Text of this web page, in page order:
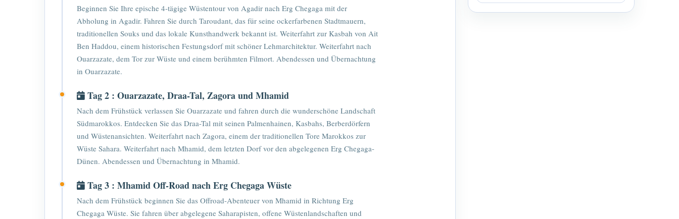
Beginnen Sie Ihre epische 4-tägige Wüstentour von Agadir nach Erg Chegaga mit der
Abholung in Agadir. Fahren Sie durch Taroudant, das für seine ockerfarbenen Stadtmauern,
traditionellen Souks und das lokale Kunsthandwerk bekannt ist. Weiterfahrt zur Kasbah von Ait
Ben Haddou, einem historischen Festungsdorf mit schöner Lehmarchitektur. Weiterfahrt nach
Ouarzazate, dem Tor zur Wüste und einem berühmten Filmort. Abendessen und Übernachtung
in Ouarzazate.
Tag 2 : Ouarzazate, Draa-Tal, Zagora und Mhamid
Nach dem Frühstück verlassen Sie Ouarzazate und fahren durch die wunderschöne Landschaft
Südmarokkos. Entdecken Sie das Draa-Tal mit seinen Palmenhainen, Kasbahs, Berberdörfern
und Wüstenansichten. Weiterfahrt nach Zagora, einem der traditionellen Tore Marokkos zur
Wüste Sahara. Weiterfahrt nach Mhamid, dem letzten Dorf vor den abgelegenen Erg Chegaga-
Dünen. Abendessen und Übernachtung in Mhamid.
Tag 3 : Mhamid Off-Road nach Erg Chegaga Wüste
Nach dem Frühstück beginnen Sie das Offroad-Abenteuer von Mhamid in Richtung Erg
Chegaga Wüste. Sie fahren über abgelegene Saharapisten, offene Wüstenlandschaften und